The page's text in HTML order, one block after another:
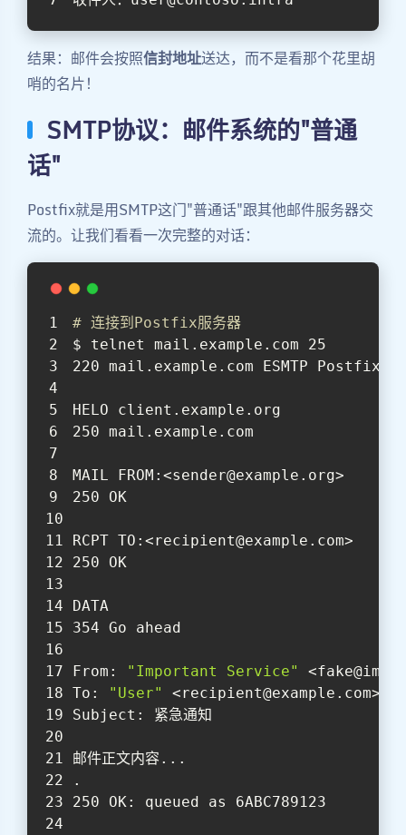
结果：邮件会按照信封地址送达，而不是看那个花里胡
哨的名片！
SMTP协议：邮件系统的"普通
话"
Postfix就是用SMTP这门"普通话"跟其他邮件服务器交
流的。让我们看看一次完整的对话：
# 连接到Postfix服务器
$ telnet mail.example.com 25
220 mail.example.com ESMTP Postfix
HELO client.example.org
250 mail.example.com
MAIL FROM:<sender@example.org>
250 OK
RCPT TO:<recipient@example.com>
250 OK
DATA
354 Go ahead
From: "Important Service"
To:
"User"
Subject: 紧急通知
邮件正文内容...
.
250 OK: queued as 6ABC789123